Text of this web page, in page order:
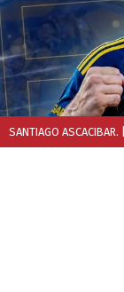
SANTIAGO ASCACIBAR.